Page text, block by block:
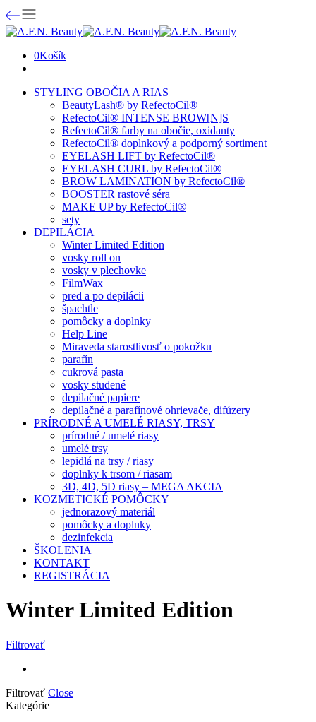
0Košík
STYLING OBOČIA A RIAS
BeautyLash® by RefectoCil®
RefectoCil® INTENSE BROW[N]S
RefectoCil® farby na obočie, oxidanty
RefectoCil® doplnkový a podporný sortiment
EYELASH LIFT by RefectoCil®
EYELASH CURL by RefectoCil®
BROW LAMINATION by RefectoCil®
BOOSTER rastové séra
MAKE UP by RefectoCil®
sety
DEPILÁCIA
Winter Limited Edition
vosky roll on
vosky v plechovke
FilmWax
pred a po depilácii
špachtle
pomôcky a doplnky
Help Line
Miraveda starostlivosť o pokožku
parafín
cukrová pasta
vosky studené
depilačné papiere
depilačné a parafínové ohrievače, difúzery
PRÍRODNÉ A UMELÉ RIASY, TRSY
prírodné / umelé riasy
umelé trsy
lepidlá na trsy / riasy
doplnky k trsom / riasam
3D, 4D, 5D riasy – MEGA AKCIA
KOZMETICKÉ POMÔCKY
jednorazový materiál
pomôcky a doplnky
dezinfekcia
ŠKOLENIA
KONTAKT
REGISTRÁCIA
Winter Limited Edition
Filtrovať
Filtrovať Close
Kategórie